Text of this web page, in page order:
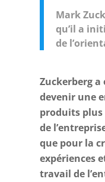
Mark
qu’il a
de
Zuckerberg
devenir une
produits plus
de
que pour la
expériences
travail de